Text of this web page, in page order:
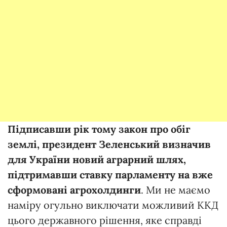
Підписавши рік тому закон про обіг
землі, президент Зеленський визначив
для України новий аграрний шлях,
підтримавши ставку парламенту на вже
сформовані агрохолдинги. Ми не маємо
наміру огульно виключати можливий ККД
цього державного рішення, яке справді